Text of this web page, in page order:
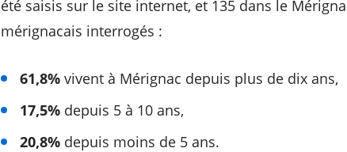
été saisis sur le site internet, et 135 dans le
mérignacais interrogés :
61,8%vivent à Mérignac depuis plus de dix ans,
17,5%depuis 5 à 10 ans,
20,8%depuis moins de 5 ans.